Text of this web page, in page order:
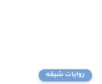
روايات شيقه